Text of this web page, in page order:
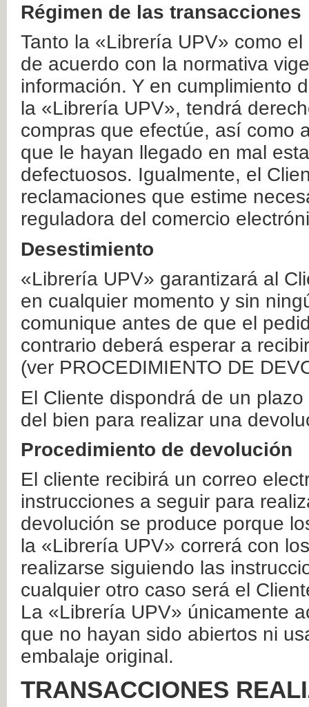
Régimen de las transacciones
Tanto la «Librería UPV» como
de acuerdo con la normativa
información. Y en cumplimiento
la «Librería UPV», tendrá
compras que efectúe, así como
que le hayan llegado en mal
defectuosos. Igualmente, el
reclamaciones que estime
reguladora del comercio
Desestimiento
«Librería UPV» garantizará al
en cualquier momento y sin
comunique antes de que el
contrario deberá esperar a
(ver PROCEDIMIENTO DE
El Cliente dispondrá de un
del bien para realizar una
Procedimiento de devolución
El cliente recibirá un correo
instrucciones a seguir para
devolución se produce porque
la «Librería UPV» correrá con
realizarse siguiendo las
cualquier otro caso será el
La «Librería UPV» únicamente
que no hayan sido abiertos ni
embalaje original.
TRANSACCIONES